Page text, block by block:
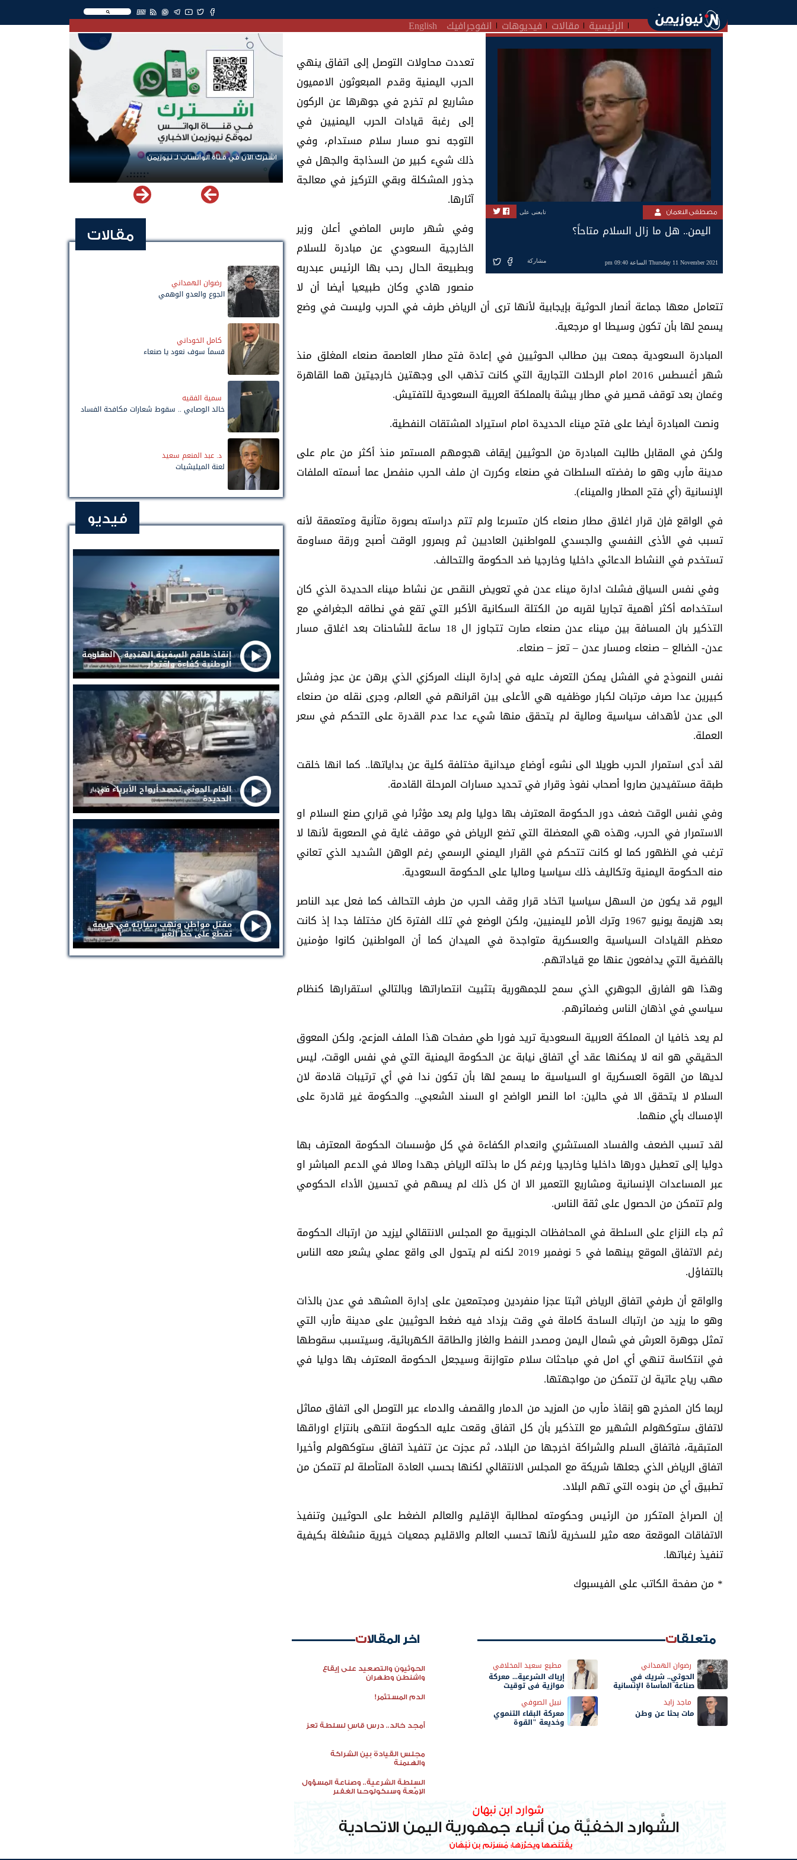
EN
الرئيسية مقالات فيديوهات انفوجرافيك English
مصطفى النعمان تابعنى على
اليمن.. هل ما زال السلام متاحاً؟
Thursday 11 November 2021 الساعة 09:40 pm مشاركة
تعددت محاولات التوصل إلى اتفاق ينهي
الحرب اليمنية وقدم المبعوثون الامميون
مشاريع لم تخرج في جوهرها عن الركون
إلى رغبة قيادات الحرب اليمنيين في
التوجه نحو مسار سلام مستدام، وفي
ذلك شيء كبير من السذاجة والجهل في
جذور المشكلة وبقي التركيز في معالجة
آثارها.
وفي شهر مارس الماضي أعلن وزير
الخارجية السعودي عن مبادرة للسلام
وبطبيعة الحال رحب بها الرئيس عبدربه
منصور هادي وكان طبيعيا أيضا أن لا
تتعامل معها جماعة أنصار الحوثية بإيجابية لأنها ترى أن الرياض طرف في الحرب وليست في وضع
يسمح لها بأن تكون وسيطا او مرجعية.
المبادرة السعودية جمعت بين مطالب الحوثيين في إعادة فتح مطار العاصمة صنعاء المغلق منذ
شهر أغسطس 2016 امام الرحلات التجارية التي كانت تذهب الى وجهتين خارجيتين هما القاهرة
وعَمان بعد توقف قصير في مطار بيشة بالمملكة العربية السعودية للتفتيش.
ونصت المبادرة أيضا على فتح ميناء الحديدة امام استيراد المشتقات النفطية.
ولكن في المقابل طالبت المبادرة من الحوثيين إيقاف هجومهم المستمر منذ أكثر من عام على
مدينة مأرب وهو ما رفضته السلطات في صنعاء وكررت ان ملف الحرب منفصل عما أسمته الملفات
الإنسانية (أي فتح المطار والميناء).
في الواقع فإن قرار اغلاق مطار صنعاء كان متسرعا ولم تتم دراسته بصورة متأنية ومتعمقة لأنه
تسبب في الأذى النفسي والجسدي للمواطنين العاديين ثم وبمرور الوقت أصبح ورقة مساومة
تستخدم في النشاط الدعائي داخليا وخارجيا ضد الحكومة والتحالف.
وفي نفس السياق فشلت ادارة ميناء عدن في تعويض النقص عن نشاط ميناء الحديدة الذي كان
استخدامه أكثر أهمية تجاريا لقربه من الكتلة السكانية الأكبر التي تقع في نطاقه الجغرافي مع
التذكير بان المسافة بين ميناء عدن صنعاء صارت تتجاوز ال 18 ساعة للشاحنات بعد اغلاق مسار
عدن- الضالع – صنعاء ومسار عدن – تعز – صنعاء.
نفس النموذج في الفشل يمكن التعرف عليه في إدارة البنك المركزي الذي برهن عن عجز وفشل
كبيرين عدا صرف مرتبات لكبار موظفيه هي الأعلى بين اقرانهم في العالم، وجرى نقله من صنعاء
الى عدن لأهداف سياسية ومالية لم يتحقق منها شيء عدا عدم القدرة على التحكم في سعر
العملة.
لقد أدى استمرار الحرب طويلا الى نشوء أوضاع ميدانية مختلفة كلية عن بداياتها.. كما انها خلقت
طبقة مستفيدين صاروا أصحاب نفوذ وقرار في تحديد مسارات المرحلة القادمة.
وفي نفس الوقت ضعف دور الحكومة المعترف بها دوليا ولم يعد مؤثرا في قراري صنع السلام او
الاستمرار في الحرب، وهذه هي المعضلة التي تضع الرياض في موقف غاية في الصعوبة لأنها لا
ترغب في الظهور كما لو كانت تتحكم في القرار اليمني الرسمي رغم الوهن الشديد الذي تعاني
منه الحكومة اليمنية وتكاليف ذلك سياسيا وماليا على الحكومة السعودية.
اليوم قد يكون من السهل سياسيا اتخاد قرار وقف الحرب من طرف التحالف كما فعل عبد الناصر
بعد هزيمة يونيو 1967 وترك الأمر لليمنيين، ولكن الوضع في تلك الفترة كان مختلفا جدا إذ كانت
معظم القيادات السياسية والعسكرية متواجدة في الميدان كما أن المواطنين كانوا مؤمنين
بالقضية التي يدافعون عنها مع قياداتهم.
وهذا هو الفارق الجوهري الذي سمح للجمهورية بتثبيت انتصاراتها وبالتالي استقرارها كنظام
سياسي في اذهان الناس وضمائرهم.
لم يعد خافيا ان المملكة العربية السعودية تريد فورا طي صفحات هذا الملف المزعج، ولكن المعوق
الحقيقي هو انه لا يمكنها عقد أي اتفاق نيابة عن الحكومة اليمنية التي في نفس الوقت، ليس
لديها من القوة العسكرية او السياسية ما يسمح لها بأن تكون ندا في أي ترتيبات قادمة لان
السلام لا يتحقق الا في حالين: اما النصر الواضح او السند الشعبي.. والحكومة غير قادرة على
الإمساك بأي منهما.
لقد تسبب الضعف والفساد المستشري وانعدام الكفاءة في كل مؤسسات الحكومة المعترف بها
دوليا إلى تعطيل دورها داخليا وخارجيا ورغم كل ما بذلته الرياض جهدا ومالا في الدعم المباشر او
عبر المساعدات الإنسانية ومشاريع التعمير الا ان كل ذلك لم يسهم في تحسين الأداء الحكومي
ولم تتمكن من الحصول على ثقة الناس.
ثم جاء النزاع على السلطة في المحافظات الجنوبية مع المجلس الانتقالي ليزيد من ارتباك الحكومة
رغم الاتفاق الموقع بينهما في 5 نوفمبر 2019 لكنه لم يتحول الى واقع عملي يشعر معه الناس
بالتفاؤل.
والواقع أن طرفي اتفاق الرياض اثبتا عجزا منفردين ومجتمعين على إدارة المشهد في عدن بالذات
وهو ما يزيد من ارتباك الساحة كاملة في وقت يزداد فيه ضغط الحوثيين على مدينة مأرب التي
تمثل جوهرة العرش في شمال اليمن ومصدر النفط والغاز والطاقة الكهربائية، وسيتسبب سقوطها
في انتكاسة تنهي أي امل في مباحثات سلام متوازنة وسيجعل الحكومة المعترف بها دوليا في
مهب رياح عاتية لن تتمكن من مواجهتها.
لربما كان المخرج هو إنقاذ مأرب من المزيد من الدمار والقصف والدماء عبر التوصل الى اتفاق مماثل
لاتفاق ستوكهولم الشهير مع التذكير بأن كل اتفاق وقعت عليه الحكومة انتهى بانتزاع اوراقها
المتبقية، فاتفاق السلم والشراكة اخرجها من البلاد، ثم عجزت عن تتفيذ اتفاق ستوكهولم وأخيرا
اتفاق الرياض الذي جعلها شريكة مع المجلس الانتقالي لكنها بحسب العادة المتأصلة لم تتمكن من
تطبيق أي من بنوده التي تهم البلاد.
إن الصراخ المتكرر من الرئيس وحكومته لمطالبة الإقليم والعالم الضغط على الحوثيين وتنفيذ
الاتفاقات الموقعة معه مثير للسخرية لأنها تحسب العالم والاقليم جمعيات خيرية منشغلة بكيفية
تنفيذ رغباتها.
* من صفحة الكاتب على الفيسبوك
متعلقات
رضوان الهمداني
الحوثي.. شريك في
صناعة المأساة الإنسانية
مطيع سعيد المخلافي
إرباك الشرعية... معركة
موازية في توقيت
ماجد زايد
مات بحثًا عن وطن
نبيل الصوفي
معركة البقاء التنموي
وخديعة "القوة
اخر المقالات
الحوثيون والتصعيد على إيقاع
واشنطن وطهران
الدم المستثمر!
أمجد خالد.. درس قاسٍ لسلطة تعز
مجلس القيادة بين الشراكة
والهيمنة
السلطة الشرعية.. وصناعة المسؤول
الإمّعة وسيكولوجيا الغفير
اشترك الآن في قناة الواتساب لـ نيوزيمن
مقالات
رضوان الهمداني
الجوع والعدو الوهمي
كامل الخوداني
قسماً سوف نعود يا صنعاء
سمية الفقيه
خالد الوصابي .. سقوط شعارات مكافحة الفساد
د. عبد المنعم سعيد
لعنة الميليشيات
فيديو
إنقاذ طاقم السفينة الهندية .. المقاومة
الوطنية كفاءة واقتدار
الغام الحوثي تحصد أرواح الأبرياء في
الحديدة
مقتل مواطن ونهب سيارته في جريمة
تقطع على خط العبر